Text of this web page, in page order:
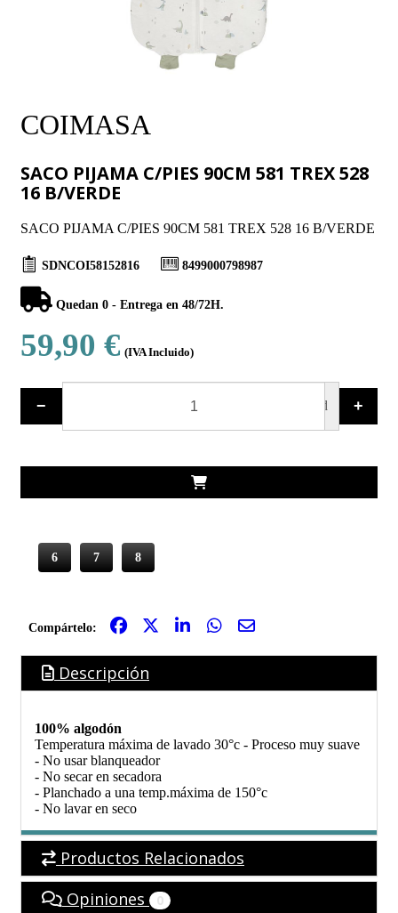
COIMASA
SACO PIJAMA C/PIES 90CM 581 TREX 528
16 B/VERDE
SACO PIJAMA C/PIES 90CM 581 TREX 528 16 B/VERDE
SDNCOI58152816 8499000798987
Quedan 0 - Entrega en 48/72H.
59,90 € (IVA Incluido)
− ud +
6 7 8
Compártelo:
Descripción
100% algodón
Temperatura máxima de lavado 30°c - Proceso muy suave
- No usar blanqueador
- No secar en secadora
- Planchado a una temp.máxima de 150°c
- No lavar en seco
Productos Relacionados
Opiniones
0